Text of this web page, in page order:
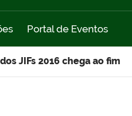
Portal de Eventos
JIFs 2016 chega ao fim